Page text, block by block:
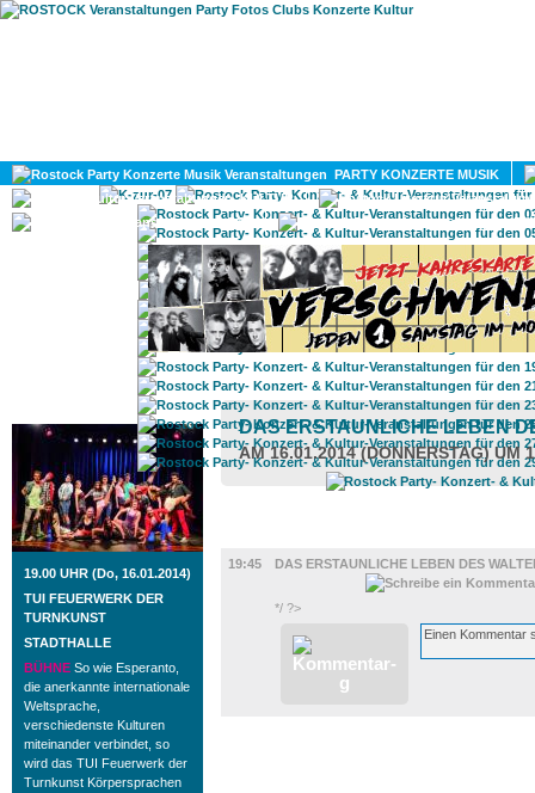
PARTY KONZERTE MUSIK
KULTUR
GAY
ROSTOCK TAGESTIPP
19.00 UHR (Do, 16.01.2014)
TUI FEUERWERK DER
TURNKUNST
STADTHALLE
BÜHNE So wie Esperanto,
die anerkannte internationale
Weltsprache,
verschiedenste Kulturen
miteinander verbindet, so
wird das TUI Feuerwerk der
Turnkunst Körpersprachen
DAS ERSTAUNLICHE LEBEN
AM 16.01.2014 (DONNERSTAG) UM
19:45
DAS ERSTAUNLICHE LEBEN DES
*/ ?>